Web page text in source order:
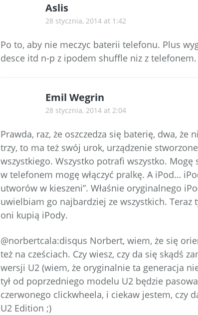
Aslis
28 stycznia, 2014 at 1:42
Po to, aby nie meczyc baterii telefonu. Plus
desce itd n-p z ipodem shuffle niz z telefonem.
Emil Wegrin
28 stycznia, 2014 at 2:04
Prawda, raz, że oszczedza się baterię, dwa,
trzy, to ma też swój urok, urządzenie
wszystkiego. Wszystko potrafi wszystko.
w telefonem mogę włączyć pralkę. A iPod…
utworów w kieszeni”. Właśnie oryginalnego
uwielbiam go najbardziej ze wszystkich.
oni kupią iPody.
@norbertcala:disqus Norbert, wiem, że się
też na cześciach. Czy wiesz, czy da się skądś
wersji U2 (wiem, że oryginalnie ta generacja
tył od poprzedniego modelu U2 będzie
czerwonego clickwheela, i ciekaw jestem, czy
U2 Edition ;)